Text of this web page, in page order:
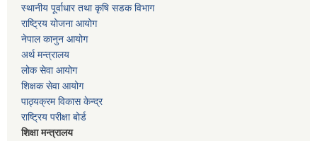
स्थानीय पूर्वाधार तथा कृषि सडक विभाग
राष्ट्रिय योजना आयोग
नेपाल कानुन आयोग
अर्थ मन्त्रालय
लोक सेवा आयोग
शिक्षक सेवा आयोग
पाठ्यक्रम विकास केन्द्र
राष्ट्रिय परीक्षा बोर्ड
शिक्षा मन्त्रालय